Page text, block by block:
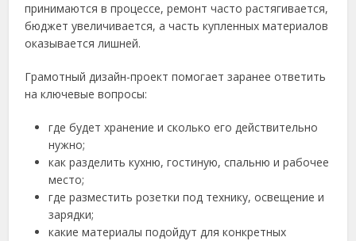
принимаются в процессе, ремонт часто растягивается,
бюджет увеличивается, а часть купленных материалов
оказывается лишней.
Грамотный дизайн-проект помогает заранее ответить
на ключевые вопросы:
где будет хранение и сколько его действительно
нужно;
как разделить кухню, гостиную, спальню и рабочее
место;
где разместить розетки под технику, освещение и
зарядки;
какие материалы подойдут для конкретных